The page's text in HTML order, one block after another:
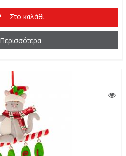
Στο καλάθι
Περισσότερα